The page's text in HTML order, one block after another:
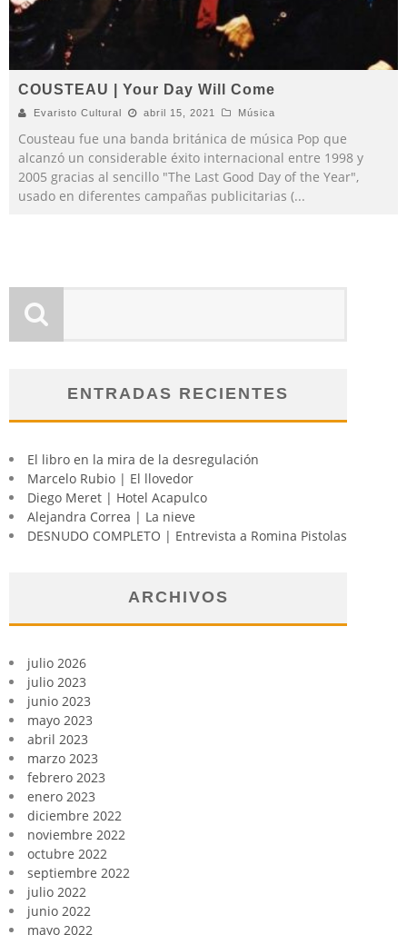
COUSTEAU | Your Day Will Come
Evaristo Cultural abril 15, 2021 Música
Cousteau fue una banda británica de música Pop que
alcanzó un considerable éxito internacional entre 1998 y
2005 gracias al sencillo "The Last Good Day of the Year",
usado en diferentes campañas publicitarias (...
ENTRADAS RECIENTES
El libro en la mira de la desregulación
Marcelo Rubio | El llovedor
Diego Meret | Hotel Acapulco
Alejandra Correa | La nieve
DESNUDO COMPLETO | Entrevista a Romina Pistolas
ARCHIVOS
julio 2026
julio 2023
junio 2023
mayo 2023
abril 2023
marzo 2023
febrero 2023
enero 2023
diciembre 2022
noviembre 2022
octubre 2022
septiembre 2022
julio 2022
junio 2022
mayo 2022